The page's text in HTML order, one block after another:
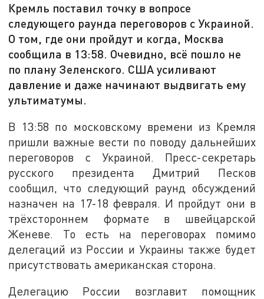
Кремль поставил точку в вопросе
следующего раунда переговоров с Украиной.
О том, где они пройдут и когда, Москва
сообщила в 13:58. Очевидно, всё пошло не
по плану Зеленского. США усиливают
давление и даже начинают выдвигать ему
ультиматумы.
В 13:58 по московскому времени из Кремля
пришли важные вести по поводу дальнейших
переговоров с Украиной. Пресс-секретарь
русского президента Дмитрий Песков
сообщил, что следующий раунд обсуждений
назначен на 17-18 февраля. И пройдут они в
трёхстороннем формате в швейцарской
Женеве. То есть на переговорах помимо
делегаций из России и Украины также будет
присутствовать американская сторона.
Делегацию России возглавит помощник